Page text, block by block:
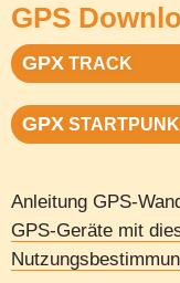
GPS
GPX TRACK
GPX
Anleitung GPS-
GPS-Geräte mit